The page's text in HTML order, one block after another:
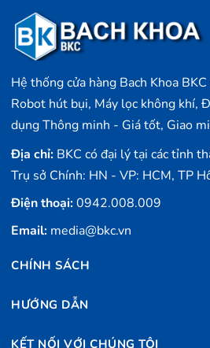
Hệ thống cửa hàng Bach Khoa
Robot hút bụi, Máy lọc không khí,
dụng Thông minh - Giá tốt, Giao
Địa chỉ: BKC có đại lý tại các tỉnh
Trụ sở Chính: HN - VP: HCM, TP
Điện thoại:0942.008.009
Email: media@bkc.vn
CHÍNH SÁCH
HƯỚNG DẪN
KẾT NỐI VỚI CHÚNG TÔI